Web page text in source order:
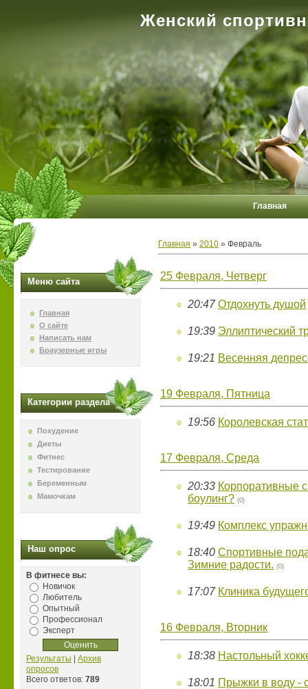
Женский
Главная
Меню сайта
Главная
О сайте
Написать нам
Браузерные игры
Категории раздела
Похудение
Диеты
Фитнес
Тестирование
Беременным
Мамочкам
Наш опрос
В фитнесе вы:
Новичок
Любитель
Опытный
Профессионал
Эксперт
Результаты
Архив
опросов
Всего ответов: 789
Главная » 2010 » Февраль
25 Февраля, Четверг
20:47 Отдохнуть душой
19:39 Эллиптический
19:21 Весенняя
19 Февраля, Пятница
19:56 Королевская
17 Февраля, Среда
20:33 Корпоративные
боулинг? (0)
19:49 Комплекс
18:40 Спортивные
Зимние радости. (0)
17:07 Клиника
16 Февраля, Вторник
18:38 Настольный
18:01 Прыжки в воду -